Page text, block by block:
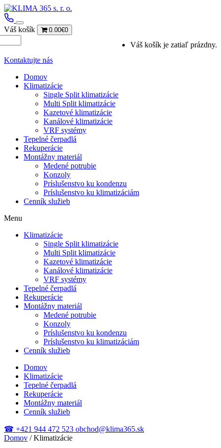
Váš košík 0.00€0
Váš košík je zatiaľ prázdny.
Kontaktujte nás
Domov
Klimatizácie
Single Split klimatizácie
Multi Split klimatizácie
Kazetové klimatizácie
Kanálové klimatizácie
VRF systémy
Tepelné čerpadlá
Rekuperácie
Montážny materiál
Medené potrubie
Konzoly
Príslušenstvo ku kondenzu
Príslušenstvo ku klimatizáciám
Cenník služieb
Menu
Klimatizácie
Single Split klimatizácie
Multi Split klimatizácie
Kazetové klimatizácie
Kanálové klimatizácie
VRF systémy
Tepelné čerpadlá
Rekuperácie
Montážny materiál
Medené potrubie
Konzoly
Príslušenstvo ku kondenzu
Príslušenstvo ku klimatizáciám
Cenník služieb
Domov
Klimatizácie
Tepelné čerpadlá
Rekuperácie
Montážny materiál
Cenník služieb
☎ +421 944 472 523 obchod@klima365.sk
Domov / Klimatizácie